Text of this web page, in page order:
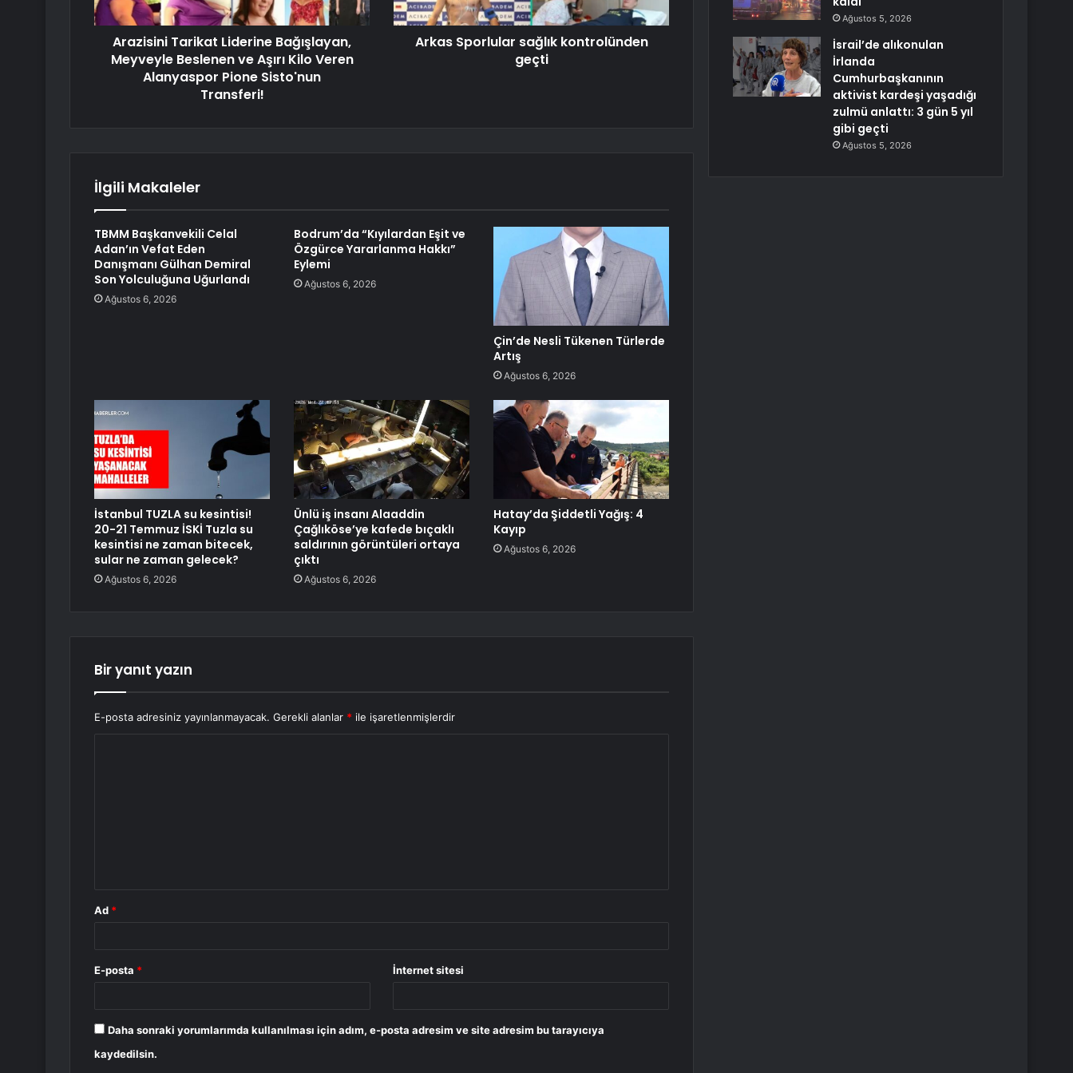
Arazisini Tarikat Liderine Bağışlayan,
Meyveyle Beslenen ve Aşırı Kilo Veren
Alanyaspor Pione Sisto'nun
Transferi!
Arkas Sporlular sağlık kontrolünden
geçti
İlgili Makaleler
TBMM Başkanvekili Celal
Adan’ın Vefat Eden
Danışmanı Gülhan Demiral
Son Yolculuğuna Uğurlandı
Ağustos 6, 2026
Bodrum’da “Kıyılardan Eşit ve
Özgürce Yararlanma Hakkı”
Eylemi
Ağustos 6, 2026
Çin’de Nesli Tükenen Türlerde
Artış
Ağustos 6, 2026
İstanbul TUZLA su kesintisi!
20-21 Temmuz İSKİ Tuzla su
kesintisi ne zaman bitecek,
sular ne zaman gelecek?
Ağustos 6, 2026
Ünlü iş insanı Alaaddin
Çağlıköse’ye kafede bıçaklı
saldırının görüntüleri ortaya
çıktı
Ağustos 6, 2026
Hatay’da Şiddetli Yağış: 4
Kayıp
Ağustos 6, 2026
Bir yanıt yazın
E-posta adresiniz yayınlanmayacak. Gerekli alanlar * ile işaretlenmişlerdir
Ad *
E-posta * İnternet sitesi
Daha sonraki yorumlarımda kullanılması için adım, e-posta adresim ve site adresim bu tarayıcıya
kaydedilsin.
Ağustos 5, 2026
İsrail’de alıkonulan
İrlanda
Cumhurbaşkanının
aktivist kardeşi yaşadığı
zulmü anlattı: 3 gün 5 yıl
gibi geçti
Ağustos 5, 2026